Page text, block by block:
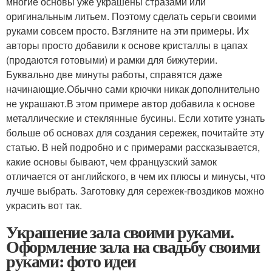
оригинальным литьем. Поэтому сделать серьги своими
руками совсем просто. Взгляните на эти примеры. Их
авторы просто добавили к основе кристаллы в цапах
(продаются готовыми) и рамки для бижутерии.
Буквально две минуты работы, справятся даже
начинающие.Обычно сами крючки никак дополнительно
не украшают.В этом примере автор добавила к основе
металлические и стеклянные бусины. Если хотите узнать
больше об основах для создания сережек, почитайте эту
статью. В ней подробно и с примерами рассказывается,
какие основы бывают, чем французский замок
отличается от английского, в чем их плюсы и минусы, что
лучше выбрать. Заготовку для сережек-гвоздиков можно
украсить вот так.
Украшение зала своими руками.
Оформление зала на свадьбу своими
руками: фото идеи